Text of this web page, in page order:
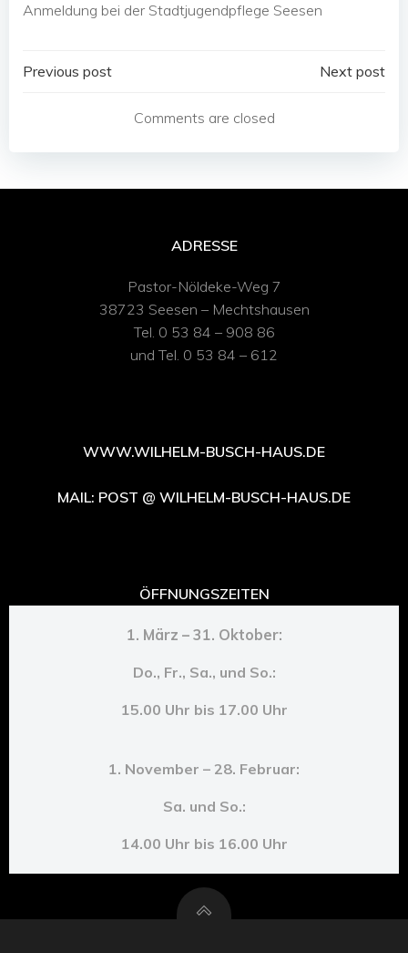
Anmeldung bei der Stadtjugendpflege Seesen
Post
navigation
Previous post
navigation
Next post
Comments are closed
ADRESSE
Pastor-Nöldeke-Weg 7
38723 Seesen – Mechtshausen
Tel. 0 53 84 – 908 86
und Tel. 0 53 84 – 612
WWW.WILHELM-BUSCH-HAUS.DE
MAIL: POST @ WILHELM-BUSCH-HAUS.DE
ÖFFNUNGSZEITEN
1. März – 31. Oktober:
Do., Fr., Sa., und So.:
15.00 Uhr bis 17.00 Uhr
1. November – 28. Februar:
Sa. und So.:
14.00 Uhr bis 16.00 Uhr